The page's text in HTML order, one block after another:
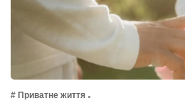
# Приватне життя